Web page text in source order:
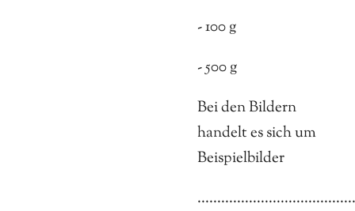
- 100 g
- 500 g
Bei den Bildern
handelt es sich um
Beispielbilder